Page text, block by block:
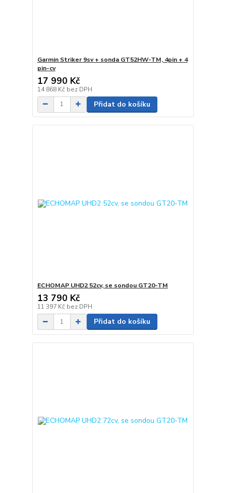
Garmin Striker 9sv + sonda GT52HW-TM, 4pin + 4
pin-cv
17 990 Kč
14 868 Kč bez DPH
Přidat do košíku
ECHOMAP UHD2 52cv, se sondou GT20-TM
13 790 Kč
11 397 Kč bez DPH
Přidat do košíku